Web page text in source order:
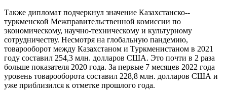
Также дипломат подчеркнул значение Казахстанско-­
туркменской Межправительственной комиссии по
экономическому, научно-техническому и культурному
сотрудничеству. Несмотря на глобальную пандемию,
товарооборот между Казахстаном и Туркменистаном в 2021
году составил 254,3 млн. долларов США. Это почти в 2 раза
больше показателя 2020 года. За первые 7 месяцев 2022 года
уровень товарооборота составил 228,8 млн. долларов США и
уже приблизился к отметке прошлого года.